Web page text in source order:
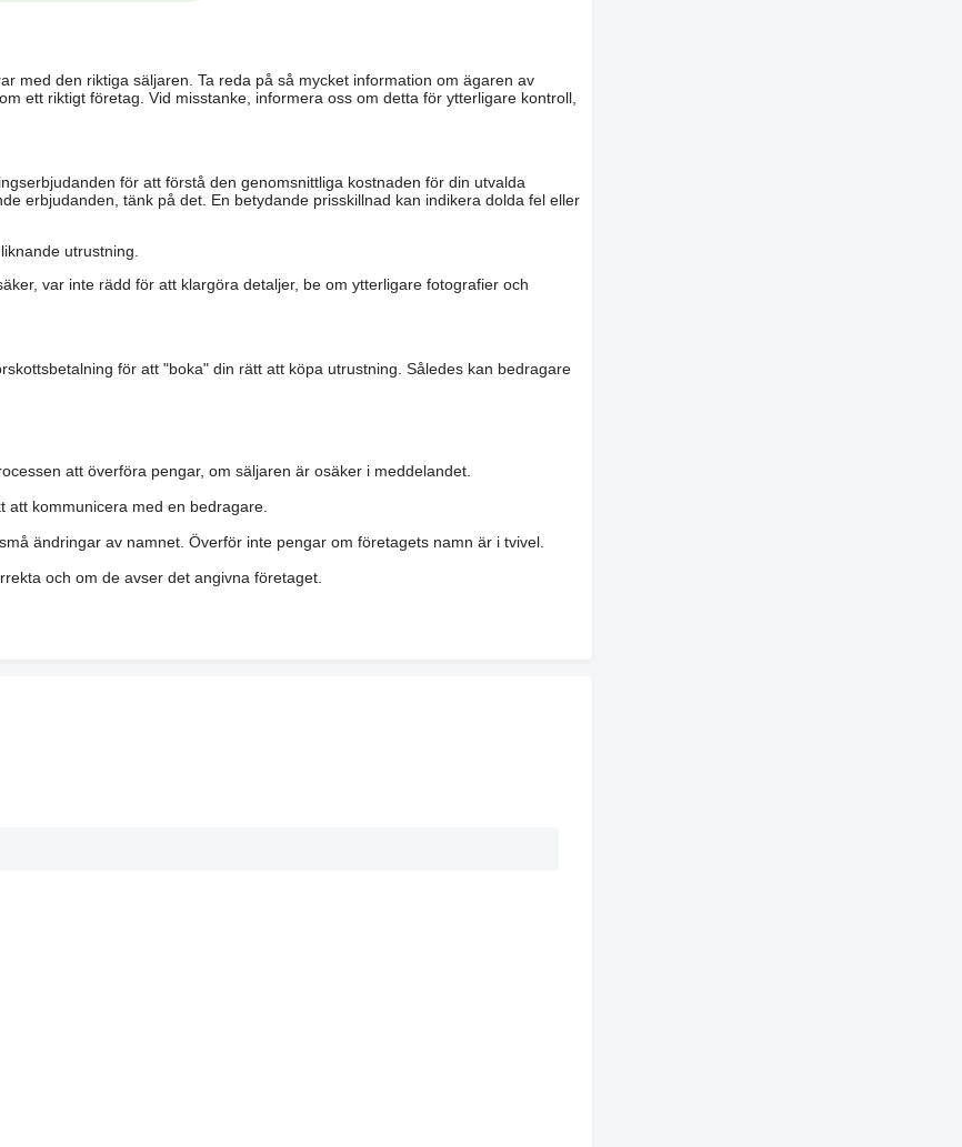
med den riktiga säljaren. Ta reda på så mycket information om ägaren av
ett riktigt företag. Vid misstanke, informera oss om detta för ytterligare kontroll,
för att förstå den genomsnittliga kostnaden för din utvalda
erbjudanden, tänk på det. En betydande prisskillnad kan indikera dolda fel eller
utrustning.
var inte rädd för att klargöra detaljer, be om ytterligare fotografier och
för att "boka" din rätt att köpa utrustning. Således kan bedragare
att överföra pengar, om säljaren är osäker i meddelandet.
kommunicera med en bedragare.
ändringar av namnet. Överför inte pengar om företagets namn är i tvivel.
och om de avser det angivna företaget.